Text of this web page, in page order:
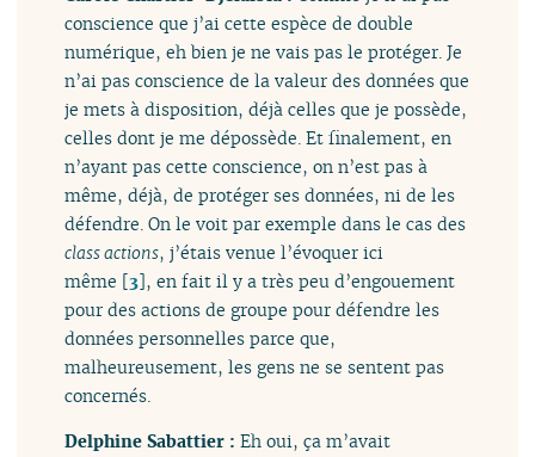
conscience que j’ai cette espèce de double
numérique, eh bien je ne vais pas le protéger. Je
n’ai pas conscience de la valeur des données que
je mets à disposition, déjà celles que je possède,
celles dont je me dépossède. Et finalement, en
n’ayant pas cette conscience, on n’est pas à
même, déjà, de protéger ses données, ni de les
défendre. On le voit par exemple dans le cas des
class actions, j’étais venue l’évoquer ici
même [3], en fait il y a très peu d’engouement
pour des actions de groupe pour défendre les
données personnelles parce que,
malheureusement, les gens ne se sentent pas
concernés.
Delphine Sabattier :Eh oui, ça m’avait